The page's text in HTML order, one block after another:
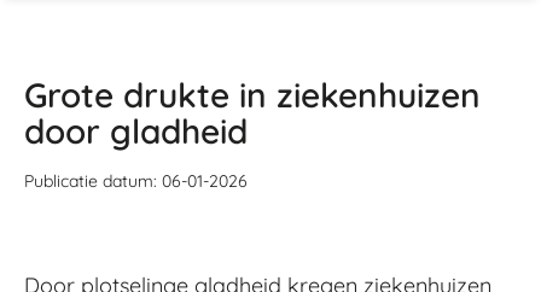
Grote drukte in ziekenhuizen
door gladheid
Publicatie datum: 06-01-2026
Door plotselinge gladheid kregen ziekenhuizen